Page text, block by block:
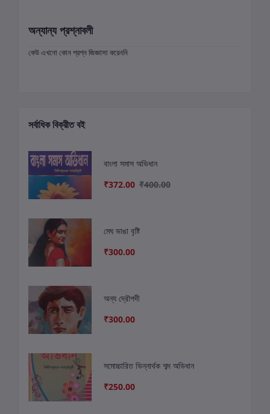
অন্যান্য প্রশ্নাবলী
কেউ এখনো কোন প্রশ্ন জিজ্ঞাসা করেননি
সর্বাধিক বিক্রীত বই
বাংলা সমাস অভিধান
₹372.00 ₹400.00
মেঘ ভাঙা বৃষ্টি
₹300.00
অন্য দ্রৌপদী
₹300.00
সমোচ্চারিত ভিন্নার্থক শব্দ অভিধান
₹250.00